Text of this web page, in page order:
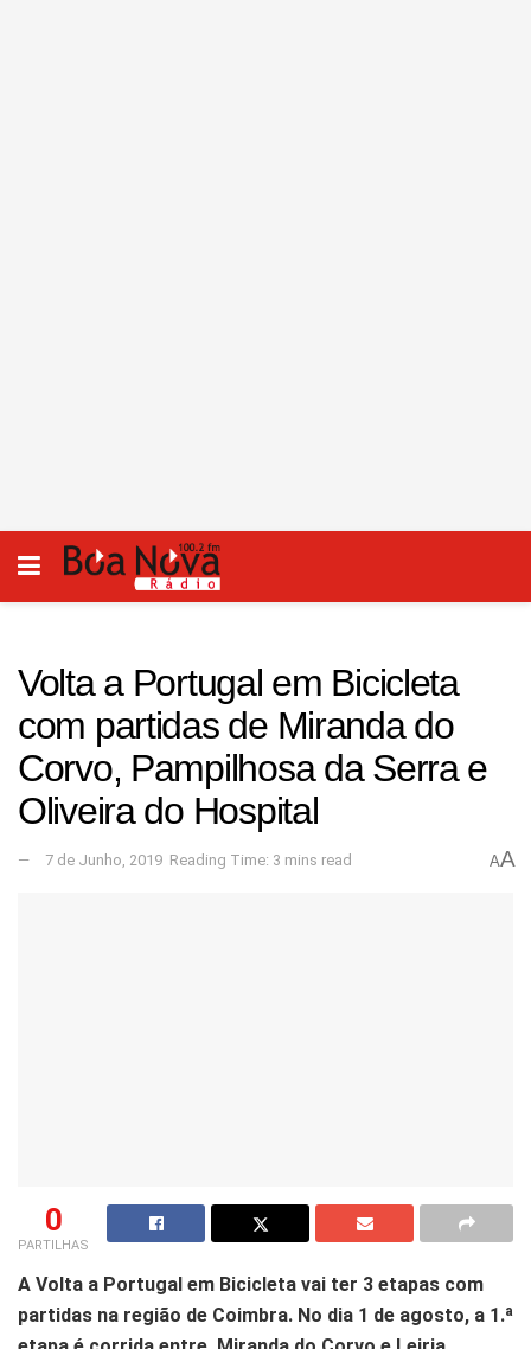
Volta a Portugal em Bicicleta
com partidas de Miranda do
Corvo, Pampilhosa da Serra e
Oliveira do Hospital
7 de Junho, 2019 Reading Time: 3 mins read AA
0
PARTILHAS
A Volta a Portugal em Bicicleta vai ter 3 etapas com
partidas na região de Coimbra. No dia 1 de agosto, a 1.ª